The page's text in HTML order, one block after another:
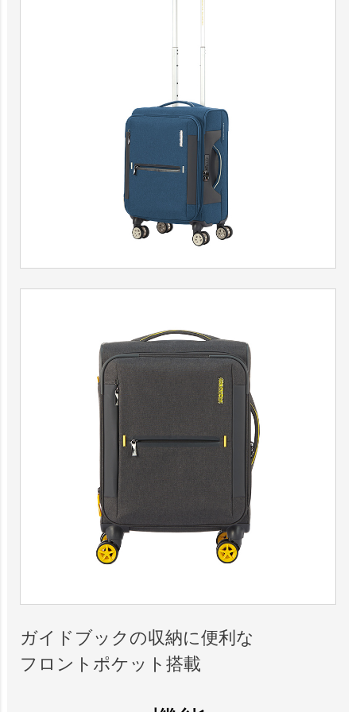
ガイドブックの収納に便利な
フロントポケット搭載